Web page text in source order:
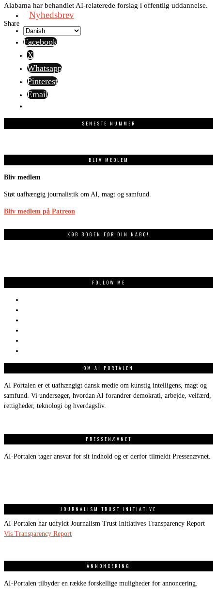
Nyhedsbrev
Alabama har behandlet AI-relaterede forslag i offentlig uddannelse.
Share
Facebook
X
Whatsapp
Pinterest
Email
SENESTE NUMMER
BLIV MEDLEM
Bliv medlem
Støt uafhængig journalistik om AI, magt og samfund.
Bliv medlem på Patreon
KØB BOGEN FØR DIN NABO!
FOLLOW ME
OM AI PORTALEN
AI Portalen er et uafhængigt dansk medie om kunstig intelligens, magt og
samfund. Vi undersøger, hvordan AI forandrer demokrati, arbejde, velfærd,
rettigheder, teknologi og hverdagsliv.
PRESSENÆVNET
AI-Portalen tager ansvar for sit indhold og er derfor tilmeldt Pressenævnet.
JOURNALISM TRUST INITIATIVE
AI-Portalen har udfyldt Journalism Trust Initiatives Transparency Report
Vis Transparency Report
ANNONCERING
AI-Portalen tilbyder en række forskellige muligheder for annoncering.